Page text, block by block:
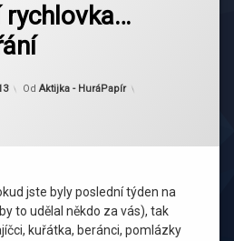
rychlovka…
Aktualizováno 26 března, 2013
Od Aktijka - HuráPapír
jste byly poslední týden na
to udělal někdo za vás), tak
kuřátka, beránci, pomlázky